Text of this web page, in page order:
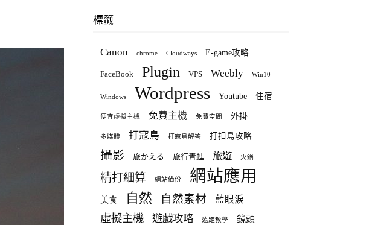
標籤
Canon chrome Cloudways E-game攻略
FaceBook Plugin VPS Weebly Win10
Windows Wordpress Youtube 住宿
便宜虛擬主機 免費主機 免費空間 外掛
多媒體 打寇島 打寇島解答 打扣島攻略
攝影 旅かえる 旅行青蛙 旅遊 火鍋
精打細算 網站備份 網站應用
美食 自然 自然素材 藍眼淚
虛擬主機 遊戲攻略 遠距教學 鏡頭